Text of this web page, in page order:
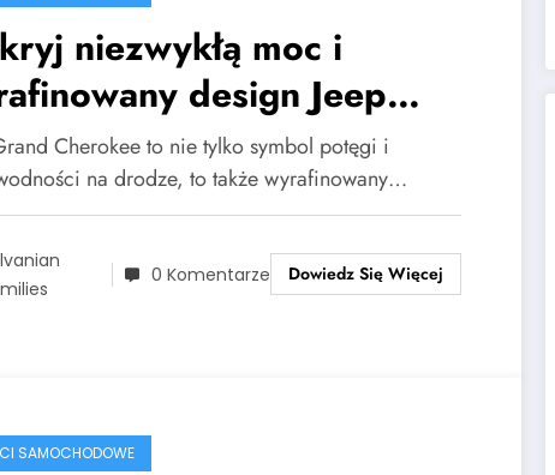
niezwykłą moc i
design Jeep
Cherokee
Cherokee to nie tylko symbol potęgi i
na drodze, to także wyrafinowany…
0 Komentarze Dowiedz Się Więcej
SAMOCHODOWE